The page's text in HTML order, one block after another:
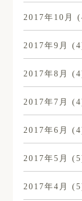
2017年10月
2017年9月
2017年8月
2017年7月
2017年6月
2017年5月
2017年4月